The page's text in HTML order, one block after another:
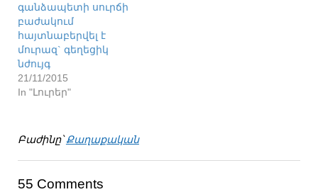
գանձապետի սուրճի
բաժակում
հայտնաբերվել է
մուրազ` գեղեցիկ
նժույգ
21/11/2015
In "Լուրեր"
Բաժինը՝Քաղաքական
55 Comments